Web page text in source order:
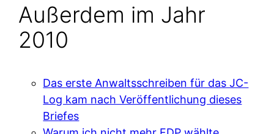
Außerdem im Jahr
2010
Das erste Anwaltsschreiben für das JC-
Log kam nach Veröffentlichung dieses
Briefes